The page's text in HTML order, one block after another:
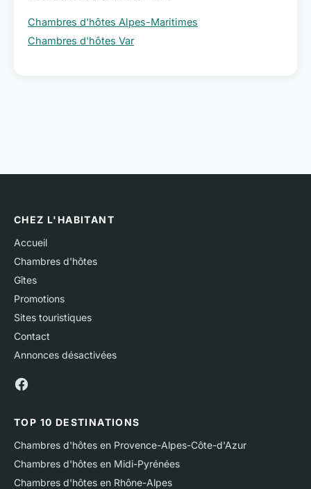
Chambres d'hôtes Alpes-Maritimes
Chambres d'hôtes Var
CHEZ L'HABITANT
Accueil
Chambres d'hôtes
Gîtes
Promotions
Sites touristiques
Contact
Annonces désactivées
TOP 10 DESTINATIONS
Chambres d'hôtes en Provence-Alpes-Côte-d'Azur
Chambres d'hôtes en Midi-Pyrénées
Chambres d'hôtes en Rhône-Alpes